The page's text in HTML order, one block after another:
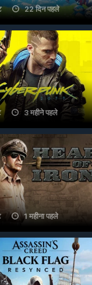
22 दिन पहले
3 महीने पहले
1 महीना पहले